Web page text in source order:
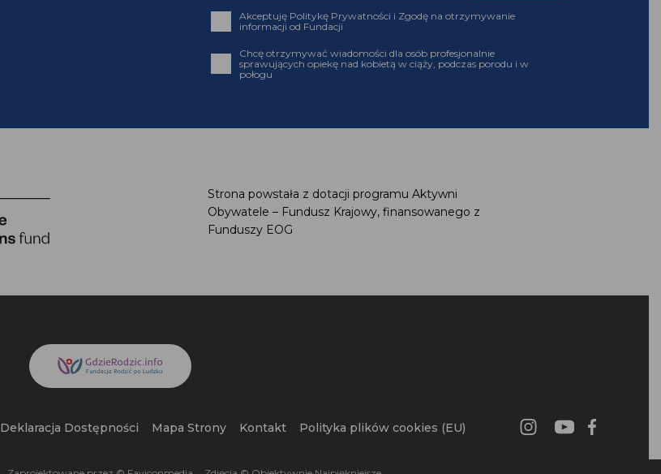
Akceptuję Politykę Prywatności i Zgodę na otrzymywanie
informacji od Fundacji
Chcę otrzymywać wiadomości dla osób profesjonalnie
sprawujących opiekę nad kobietą w ciąży, podczas porodu i w
połogu
Strona powstała z dotacji programu Aktywni
Obywatele – Fundusz Krajowy, finansowanego z
Funduszy EOG
Deklaracja Dostępności Mapa Strony Kontakt Polityka plików cookies (EU)